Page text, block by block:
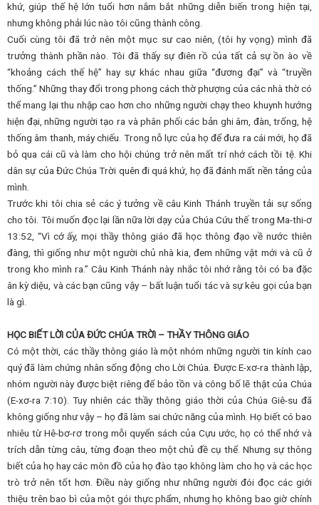
khứ, giúp thế hệ lớn tuổi hơn nắm bắt những diễn biến trong hiện tại,
nhưng không phải lúc nào tôi cũng thành công.
Cuối cùng tôi đã trở nên một mục sư cao niên, (tôi hy vọng) mình đã
trưởng thành phần nào. Tôi đã thấy sự điên rồ của tất cả sự ồn ào về
“khoảng cách thế hệ” hay sự khác nhau giữa “đương đại” và “truyền
thống.” Những thay đổi trong phong cách thờ phượng của các nhà thờ có
thể mang lại thu nhập cao hơn cho những người chạy theo khuynh hướng
hiện đại, những người tạo ra và phân phối các bản ghi âm, đàn, trống, hệ
thống âm thanh, máy chiếu. Trong nỗ lực của họ để đưa ra cái mới, họ đã
bỏ qua cái cũ và làm cho hội chúng trở nên mất trí nhớ cách tồi tệ. Khi
dân sự của Đức Chúa Trời quên đi quá khứ, họ đã đánh mất nền tảng của
mình.
Trước khi tôi chia sẻ các ý tưởng về câu Kinh Thánh truyền tải sự sống
cho tôi. Tôi muốn đọc lại lần nữa lời dạy của Chúa Cứu thế trong Ma-thi-ơ
13:52, “Vì cớ ấy, mọi thầy thông giáo đã học thông đạo về nước thiên
đàng, thì giống như một người chủ nhà kia, đem những vật mới và cũ ở
trong kho mình ra.” Câu Kinh Thánh này nhắc tôi nhớ rằng tôi có ba đặc
ân kỳ diệu, và các bạn cũng vậy – bất luận tuổi tác và sự kêu gọi của bạn
là gì.
HỌC BIẾT LỜI CỦA ĐỨC CHÚA TRỜI – THẦY THÔNG GIÁO
Có một thời, các thầy thông giáo là một nhóm những người tin kính cao
quý đã làm chứng nhân sống động cho Lời Chúa. Được E-xơ-ra thành lập,
nhóm người này được biệt riêng để bảo tồn và công bố lẽ thật của Chúa
(E-xơ-ra 7:10). Tuy nhiên các thầy thông giáo thời của Chúa Giê-su đã
không giống như vậy – họ đã làm sai chức năng của mình. Họ biết có bao
nhiêu từ Hê-bơ-rơ trong mỗi quyển sách của Cựu ước, họ có thể nhớ và
trích dẫn từng câu, từng đoạn theo một chủ đề cụ thể. Nhưng sự thông
biết của họ hay các môn đồ của họ đào tạo không làm cho họ và các học
trò trở nên tốt hơn. Điều này giống như những người đói đọc các giới
thiệu trên bao bì của một gói thực phẩm, nhưng họ không bao giờ chính